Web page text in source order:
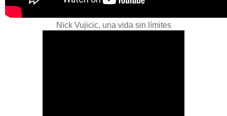
Nick Vujicic, una vida sin límites